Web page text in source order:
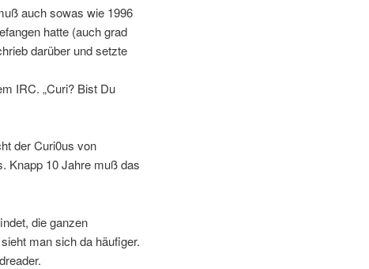
auch sowas wie 1996
hatte (auch grad
darüber und setzte
IRC. „Curi? Bist Du
der Curi0us von
Knapp 10 Jahre muß das
die ganzen
man sich da häufiger.